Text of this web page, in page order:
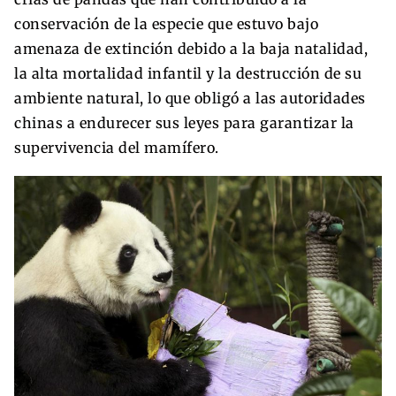
conservación de la especie que estuvo bajo
amenaza de extinción debido a la baja natalidad,
la alta mortalidad infantil y la destrucción de su
ambiente natural, lo que obligó a las autoridades
chinas a endurecer sus leyes para garantizar la
supervivencia del mamífero.